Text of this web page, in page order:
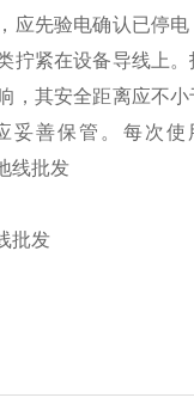
应先验电确认已停
拧紧在设备导线上
，其安全距离应不
妥善保管。每次
批发